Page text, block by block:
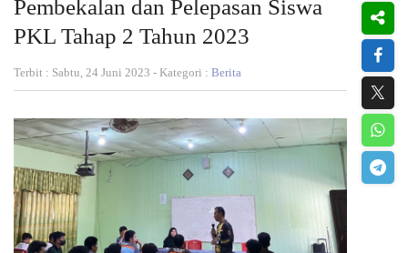
Pembekalan dan Pelepasan Siswa
PKL Tahap 2 Tahun 2023
Terbit : Sabtu, 24 Juni 2023 - Kategori : Berita